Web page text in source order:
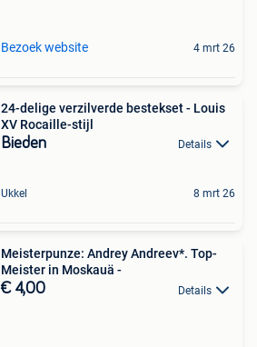
Bezoek website 4 mrt 26
24-delige verzilverde bestekset - Louis
XV Rocaille-stijl
Bieden Details
Ukkel 8 mrt 26
Meisterpunze: Andrey Andreev*. Top-
Meister in Moskauä -
€ 4,00 Details